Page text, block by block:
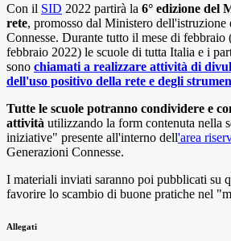
Con il SID 2022 partirà la 6° edizione del
rete, promosso dal Ministero dell'istruzione
Connesse. Durante tutto il mese di febbraio
febbraio 2022) le scuole di tutta Italia e i
sono chiamati a realizzare attività di
dell'uso positivo della rete e degli
Tutte le scuole potranno condividere e
attività utilizzando la form contenuta nella
iniziative" presente all'interno dell'area
Generazioni Connesse.
I materiali inviati saranno poi pubblicati su
favorire lo scambio di buone pratiche nel
Allegati